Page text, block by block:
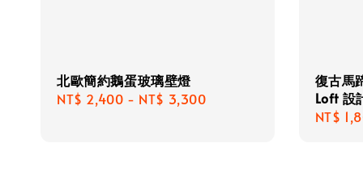
北歐簡約鵝蛋玻璃壁燈
Regular
NT$ 2,400 - NT$ 3,300
復古馬
Loft 設
NT$